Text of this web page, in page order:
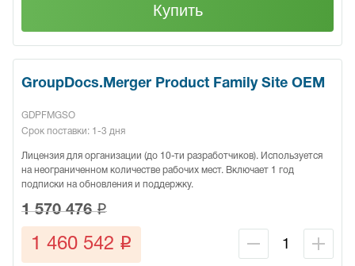
Купить
GroupDocs.Merger Product Family Site OEM
GDPFMGSO
Срок поставки: 1-3 дня
Лицензия для организации (до 10-ти разработчиков). Используется
на неограниченном количестве рабочих мест. Включает 1 год
подписки на обновления и поддержку.
1 570 476q
1 460 542 q